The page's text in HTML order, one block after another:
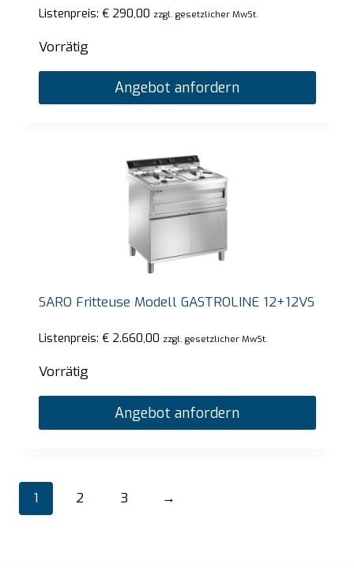
Listenpreis: €290,00 zzgl. gesetzlicher MwSt.
Vorrätig
Angebot anfordern
SARO Fritteuse Modell GASTROLINE 12+12VS
Listenpreis: €2.660,00 zzgl. gesetzlicher MwSt.
Vorrätig
Angebot anfordern
1 2 3 →